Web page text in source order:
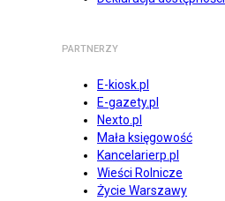
PARTNERZY
E-kiosk.pl
E-gazety.pl
Nexto.pl
Mała księgowość
Kancelarierp.pl
Wieści Rolnicze
Życie Warszawy